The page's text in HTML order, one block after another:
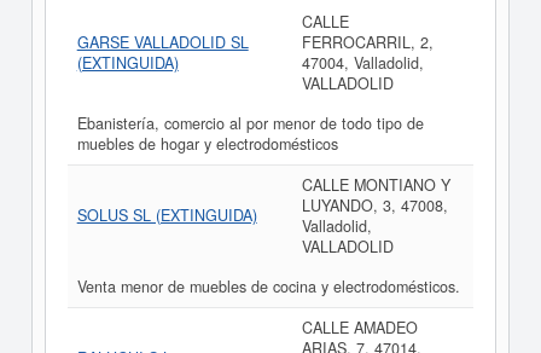
GARSE VALLADOLID SL
(EXTINGUIDA)
CALLE
FERROCARRIL, 2,
47004, Valladolid,
VALLADOLID
Ebanistería, comercio al por menor de todo tipo de
muebles de hogar y electrodomésticos
SOLUS SL (EXTINGUIDA)
CALLE MONTIANO Y
LUYANDO, 3, 47008,
Valladolid,
VALLADOLID
Venta menor de muebles de cocina y electrodomésticos.
CALLE AMADEO
ARIAS, 7, 47014,